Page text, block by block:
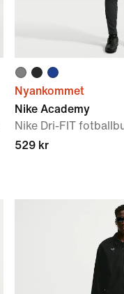
Nyankommet
Nike Academy
Nike Dri-FIT
529 kr